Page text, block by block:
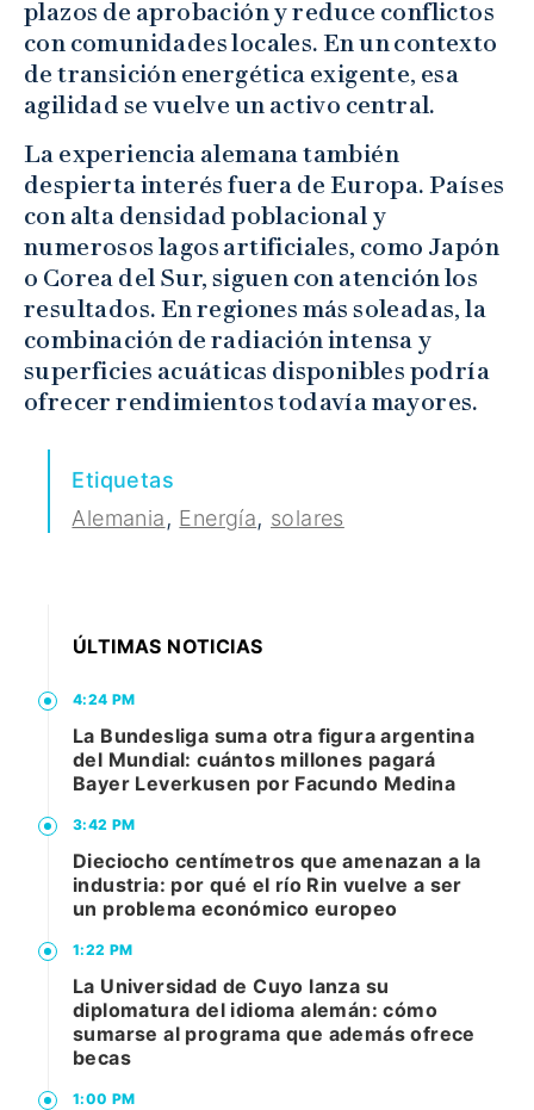
plazos de aprobación y reduce conflictos
con comunidades locales. En un contexto
de transición energética exigente, esa
agilidad se vuelve un activo central.
La experiencia alemana también
despierta interés fuera de Europa. Países
con alta densidad poblacional y
numerosos lagos artificiales, como Japón
o Corea del Sur, siguen con atención los
resultados. En regiones más soleadas, la
combinación de radiación intensa y
superficies acuáticas disponibles podría
ofrecer rendimientos todavía mayores.
Etiquetas
Alemania, Energía, solares
ÚLTIMAS NOTICIAS
4:24 PM
La Bundesliga suma otra figura argentina
del Mundial: cuántos millones pagará
Bayer Leverkusen por Facundo Medina
3:42 PM
Dieciocho centímetros que amenazan a la
industria: por qué el río Rin vuelve a ser
un problema económico europeo
1:22 PM
La Universidad de Cuyo lanza su
diplomatura del idioma alemán: cómo
sumarse al programa que además ofrece
becas
1:00 PM